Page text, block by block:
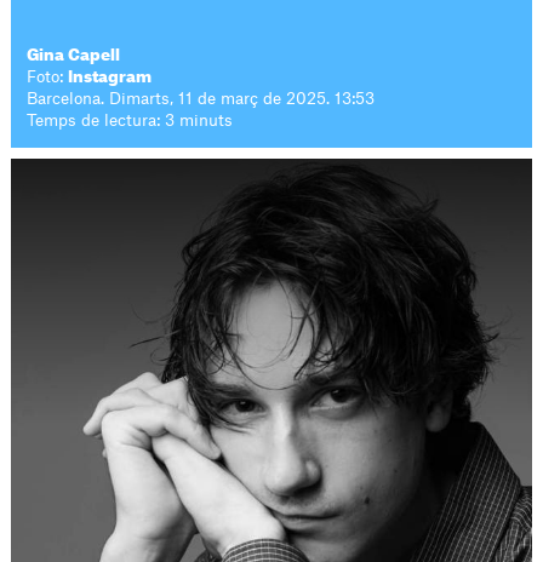
Gina Capell
Foto:
Instagram
Barcelona. Dimarts, 11 de març de 2025. 13:53
Temps de lectura: 3 minuts